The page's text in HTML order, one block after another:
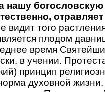
видит того
плодом
время
в учении.
принцип
духовной жизни.